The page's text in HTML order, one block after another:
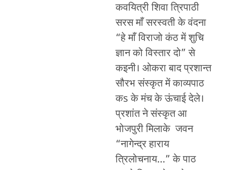
कवयित्री शिवा त्रिपाठी
सरस माँ सरस्वती के वंदना
“हे माँ विराजो कंठ में शुचि
ज्ञान को विस्तार दो” से
कइनी। ओकरा बाद प्रशान्त
सौरभ संस्कृत में काव्यपाठ
कs के मंच के ऊंचाई देले।
प्रशांत ने संस्कृत आ
भोजपुरी मिलाके जवन
“नागेन्द्र हाराय
त्रिलोचनाय…” के पाठ